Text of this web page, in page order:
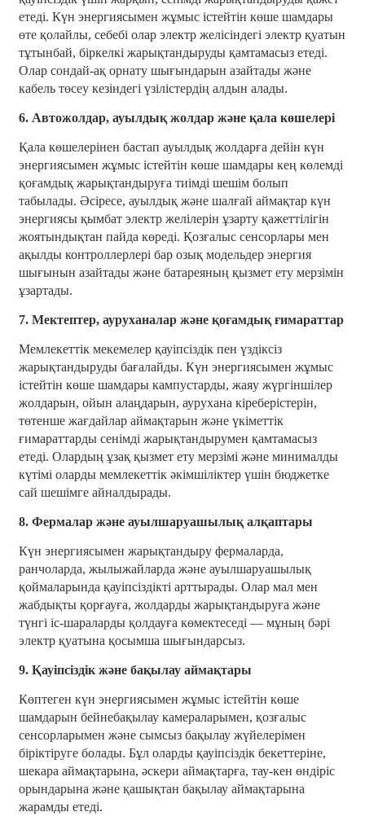
етеді. Күн энергиясымен жұмыс істейтін көше шамдары
өте қолайлы, себебі олар электр желісіндегі электр қуатын
тұтынбай, біркелкі жарықтандыруды қамтамасыз етеді.
Олар сондай-ақ орнату шығындарын азайтады және
кабель төсеу кезіндегі үзілістердің алдын алады.
6. Автожолдар, ауылдық жолдар және қала көшелері
Қала көшелерінен бастап ауылдық жолдарға дейін күн
энергиясымен жұмыс істейтін көше шамдары кең көлемді
қоғамдық жарықтандыруға тиімді шешім болып
табылады. Әсіресе, ауылдық және шалғай аймақтар күн
энергиясы қымбат электр желілерін ұзарту қажеттілігін
жоятындықтан пайда көреді. Қозғалыс сенсорлары мен
ақылды контроллерлері бар озық модельдер энергия
шығынын азайтады және батареяның қызмет ету мерзімін
ұзартады.
7. Мектептер, ауруханалар және қоғамдық ғимараттар
Мемлекеттік мекемелер қауіпсіздік пен үздіксіз
жарықтандыруды бағалайды. Күн энергиясымен жұмыс
істейтін көше шамдары кампустарды, жаяу жүргіншілер
жолдарын, ойын алаңдарын, аурухана кіреберістерін,
төтенше жағдайлар аймақтарын және үкіметтік
ғимараттарды сенімді жарықтандырумен қамтамасыз
етеді. Олардың ұзақ қызмет ету мерзімі және минималды
күтімі оларды мемлекеттік әкімшіліктер үшін бюджетке
сай шешімге айналдырады.
8. Фермалар және ауылшаруашылық алқаптары
Күн энергиясымен жарықтандыру фермаларда,
ранчоларда, жылыжайларда және ауылшаруашылық
қоймаларында қауіпсіздікті арттырады. Олар мал мен
жабдықты қорғауға, жолдарды жарықтандыруға және
түнгі іс-шараларды қолдауға көмектеседі — мұның бәрі
электр қуатына қосымша шығындарсыз.
9. Қауіпсіздік және бақылау аймақтары
Көптеген күн энергиясымен жұмыс істейтін көше
шамдарын бейнебақылау камераларымен, қозғалыс
сенсорларымен және сымсыз бақылау жүйелерімен
біріктіруге болады. Бұл оларды қауіпсіздік бекеттеріне,
шекара аймақтарына, әскери аймақтарға, тау-кен өндіріс
орындарына және қашықтан бақылау аймақтарына
жарамды етеді.